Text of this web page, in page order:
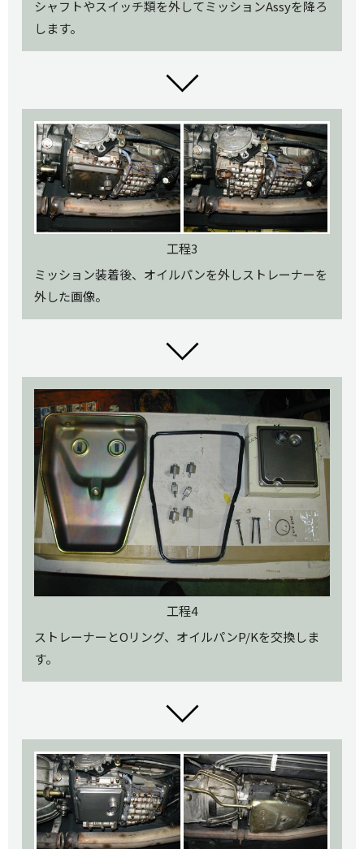
シャフトやスイッチ類を外してミッションAssyを降ろ
します。
工程3
ミッション装着後、オイルパンを外しストレーナーを
外した画像。
工程4
ストレーナーとOリング、オイルパンP/Kを交換しま
す。